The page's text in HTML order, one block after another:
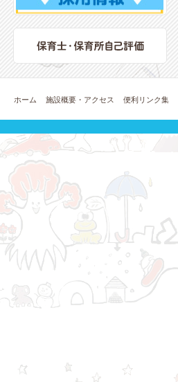
ホーム 施設概要・アクセス 便利リンク集